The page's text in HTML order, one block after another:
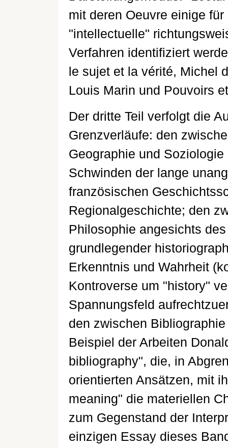
mit deren Oeuvre einige
"intellectuelle"
Verfahren identifiziert
le sujet et la vérité, Michel
Louis Marin und Pouvoirs
Der dritte Teil verfolgt die
Grenzverläufe: den
Geographie und
Schwinden der lange
französischen
Regionalgeschichte; den
Philosophie angesichts
grundlegender
Erkenntnis und Wahrheit
Kontroverse um "history"
Spannungsfeld
den zwischen
Beispiel der Arbeiten
bibliography", die, in
orientierten Ansätzen, mit
meaning" die materiellen
zum Gegenstand der
einzigen Essay dieses